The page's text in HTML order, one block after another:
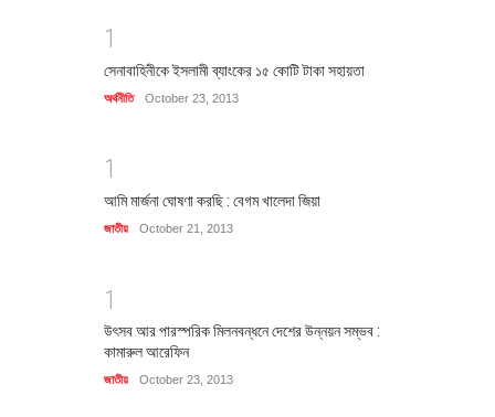
1
সেনাবাহিনীকে ইসলামী ব্যাংকের ১৫ কোটি টাকা সহায়তা
অর্থনীতি October 23, 2013
1
আমি মার্জনা ঘোষণা করছি : বেগম খালেদা জিয়া
জাতীয় October 21, 2013
1
উৎসব আর পারস্পরিক মিলনবন্ধনে দেশের উন্নয়ন সম্ভব :
কামারুল আরেফিন
জাতীয় October 23, 2013